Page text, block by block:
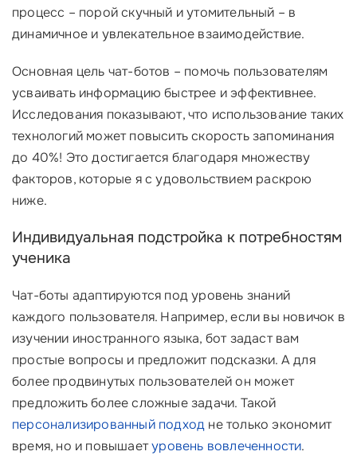
процесс – порой скучный и утомительный – в
динамичное и увлекательное взаимодействие.
Основная цель чат-ботов – помочь пользователям
усваивать информацию быстрее и эффективнее.
Исследования показывают, что использование таких
технологий может повысить скорость запоминания
до 40%! Это достигается благодаря множеству
факторов, которые я с удовольствием раскрою
ниже.
Индивидуальная подстройка к потребностям
ученика
Чат-боты адаптируются под уровень знаний
каждого пользователя. Например, если вы новичок в
изучении иностранного языка, бот задаст вам
простые вопросы и предложит подсказки. А для
более продвинутых пользователей он может
предложить более сложные задачи. Такой
персонализированный подход не только экономит
время, но и повышаетуровень вовлеченности.